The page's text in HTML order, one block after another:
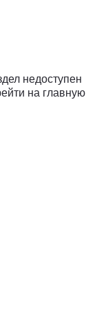
недоступен
на главную